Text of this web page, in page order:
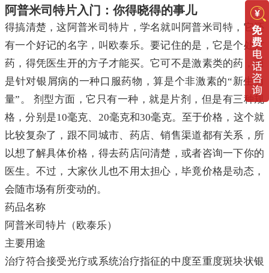
阿普米司特片入门：你得晓得的事儿
得搞清楚，这阿普米司特片，学名就叫阿普米司特，它还
有一个好记的名字，叫欧泰乐。要记住的是，它是个处方
药，得凭医生开的方子才能买。它可不是激素类的药，而
是针对银屑病的一种口服药物，算是个非激素的“新生力
量”。 剂型方面，它只有一种，就是片剂，但是有三种规
格，分别是10毫克、20毫克和30毫克。至于价格，这个就
比较复杂了，跟不同城市、药店、销售渠道都有关系，所
以想了解具体价格，得去药店问清楚，或者咨询一下你的
医生。不过，大家伙儿也不用太担心，毕竟价格是动态，
会随市场有所变动的。
药品名称
阿普米司特片（欧泰乐）
主要用途
治疗符合接受光疗或系统治疗指征的中度至重度斑块状银